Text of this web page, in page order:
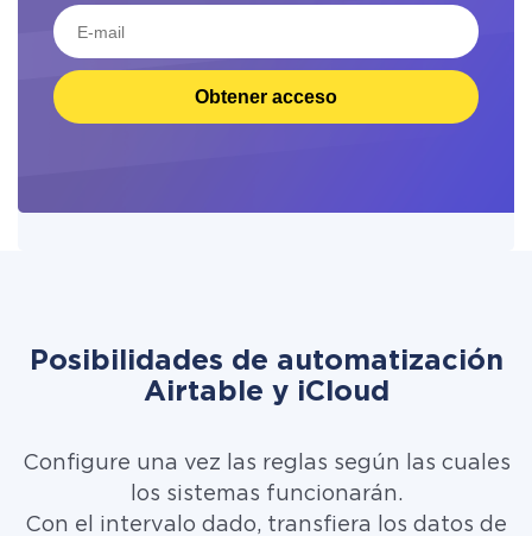
Obtener acceso
Posibilidades de automatización
Airtable y iCloud
Configure una vez las reglas según las cuales
los sistemas funcionarán.
Con el intervalo dado, transfiera los datos de